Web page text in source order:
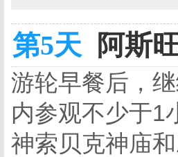
第5天 阿斯
游轮早餐后，
内参观不少于1
神索贝克神庙